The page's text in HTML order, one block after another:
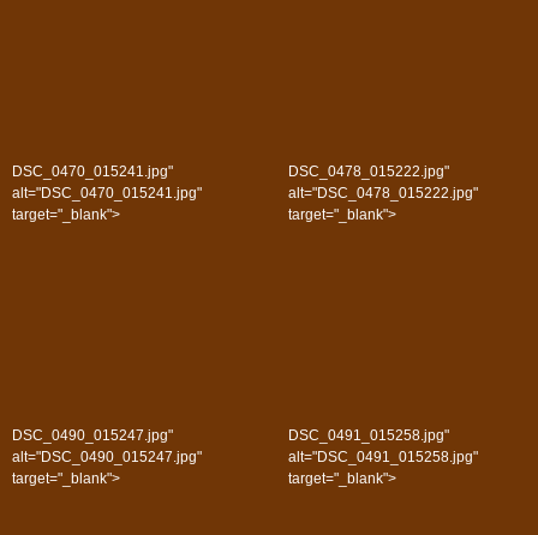
DSC_0470_015241.jpg"
alt="DSC_0470_015241.jpg"
target="_blank">
DSC_0478_015222.jpg"
alt="DSC_0478_015222.jpg"
target="_blank">
DSC_0490_015247.jpg"
alt="DSC_0490_015247.jpg"
target="_blank">
DSC_0491_015258.jpg"
alt="DSC_0491_015258.jpg"
target="_blank">